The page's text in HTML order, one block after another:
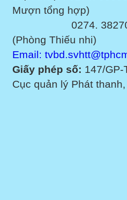
Mượn tổng hợp)
0274. 3827080
(Phòng Thiếu nhi)
Email:
Giấy phép số: 147/
Cục quản lý Phát